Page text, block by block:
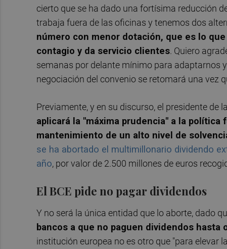
cierto que se ha dado una fortísima reducción
trabaja fuera de las oficinas y tenemos dos
número con menor dotación, que es lo
contagio y da servicio clientes. Quiero
semanas por delante mínimo para adaptarnos
negociación del convenio se retomará una vez
Previamente, y en su discurso, el presidente
aplicará la "máxima prudencia" a la
mantenimiento de un alto nivel de
se ha abortado el multimillonario dividendo
año, por valor de 2.500 millones de euros
El BCE pide no pagar dividendos
Y no será la única entidad que lo aborte, dado
bancos a que no paguen dividendos hasta
institución europea no es otro que "para elevar